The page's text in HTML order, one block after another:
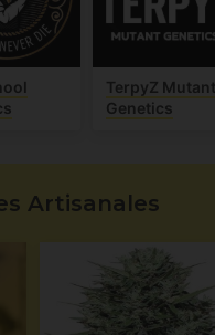
TerpyZ Mutant
Genetics
Artisanales